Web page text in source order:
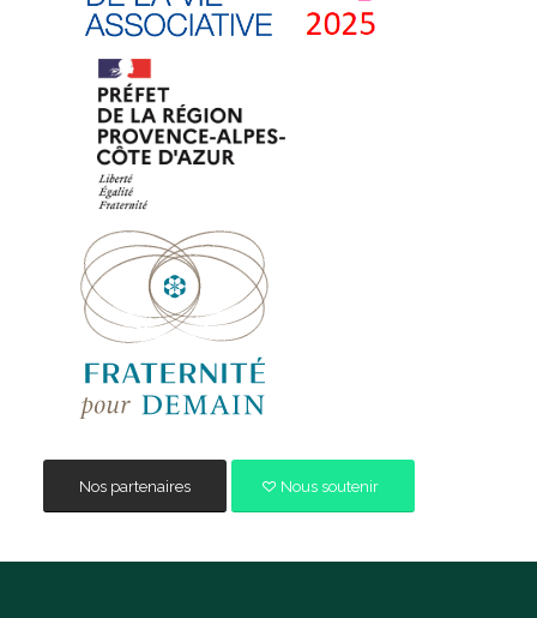
Nos partenaires Nous soutenir